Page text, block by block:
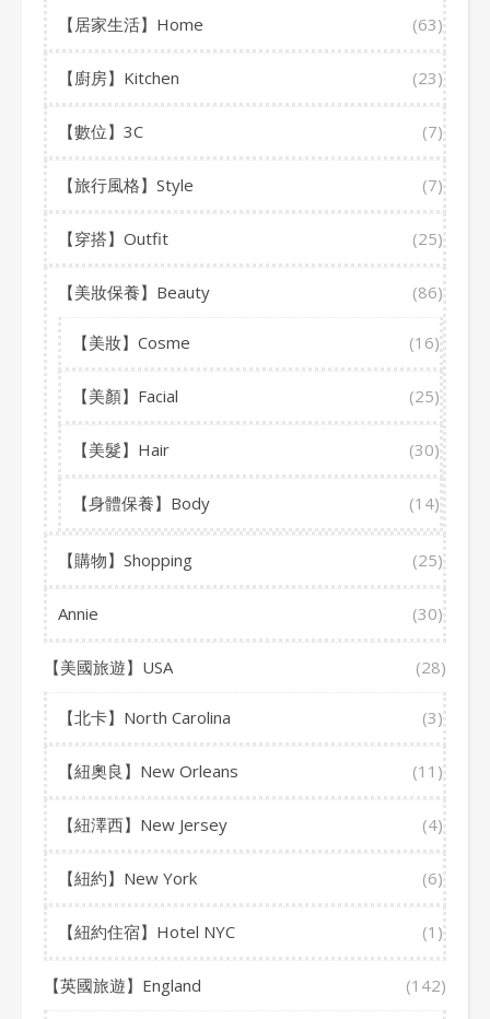
【居家生活】Home (63)
【廚房】Kitchen (23)
【數位】3C (7)
【旅行風格】Style (7)
【穿搭】Outfit (25)
【美妝保養】Beauty (86)
【美妝】Cosme (16)
【美顏】Facial (25)
【美髮】Hair (30)
【身體保養】Body (14)
【購物】Shopping (25)
Annie (30)
【美國旅遊】USA (28)
【北卡】North Carolina (3)
【紐奧良】New Orleans (11)
【紐澤西】New Jersey (4)
【紐約】New York (6)
【紐約住宿】Hotel NYC (1)
【英國旅遊】England (142)